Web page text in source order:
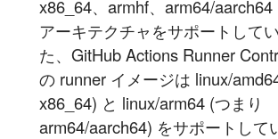
x86_64、armhf、arm64/
アーキテクチャをサポートして
た、GitHub Actions Runner
の runner イメージは linux/
x86_64) と linux/arm64 (つまり
arm64/aarch64) をサポートして